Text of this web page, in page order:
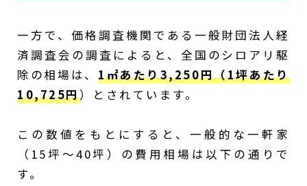
カインズ
コメリ
DCM
コーナン
雨宮
シロアリ1番
クジョリア
一方で、価格調査機関である一般財団法人経
済調査会の調査によると、全国のシロアリ駆
除の相場は、 1㎡あたり3,250円（1坪あたり
10,725円）とされています。
この数値をもとにすると、一般的な一軒家
（15坪〜40坪）の費用相場は以下の通りで
す。